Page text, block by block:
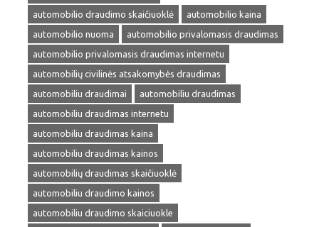
automobilio draudimo skaičiuoklė
automobilio kaina
automobilio nuoma
automobilio privalomasis draudimas
automobilio privalomasis draudimas internetu
automobilių civilinės atsakomybės draudimas
automobiliu draudimai
automobiliu draudimas
automobiliu draudimas internetu
automobiliu draudimas kaina
automobiliu draudimas kainos
automobilių draudimas skaičiuoklė
automobiliu draudimo kainos
automobiliu draudimo skaiciuokle